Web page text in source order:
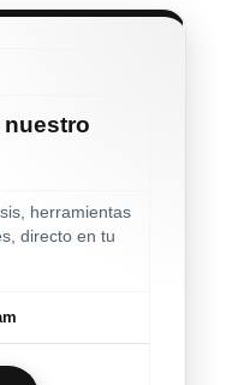
nuestro
herramientas
directo en tu